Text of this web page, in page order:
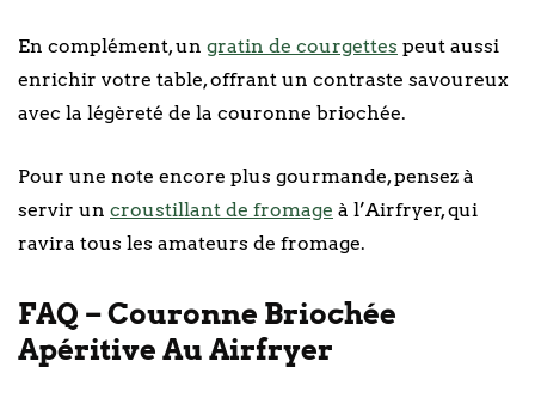
En complément, un gratin de courgettes peut aussi
enrichir votre table, offrant un contraste savoureux
avec la légèreté de la couronne briochée.
Pour une note encore plus gourmande, pensez à
servir un croustillant de fromage à l’Airfryer, qui
ravira tous les amateurs de fromage.
FAQ – Couronne Briochée
Apéritive Au Airfryer